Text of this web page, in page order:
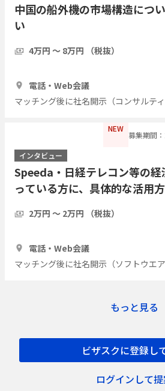
中国の船外機の市場構造につ
い
4万円 〜 8万円 （税抜）
電話・Web会議
マッチング後に社名開示（コンサルティ
NEW
募集期間
インタビュー
Speeda・日経テレコン等の
っている方に、具体的な活用
2万円 〜 2万円 （税抜）
電話・Web会議
マッチング後に社名開示（ソフトウエア
もっと見る
ビザスクに登録し
ログインして